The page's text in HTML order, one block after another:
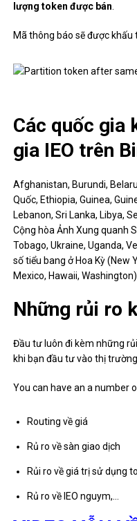
lượng token được bán
Mã thông báo sẽ được khấu
Các quốc gia
gia IEO trên
Afghanistan, Burundi,
Quốc, Ethiopia, Guinea,
Lebanon, Sri Lanka, Libya,
Cộng hòa Ảnh Xung quanh
Tobago, Ukraine, Uganda,
số tiểu bang ở Hoa Kỳ (New
Mexico, Hawaii, Washington).
Những rủi ro
Đầu tư luôn đi kèm những
khi bạn đầu tư vào thị
You can have an a number
Routing về giá
Rủ ro về sàn giao dịch
Rủi ro về giá trị sử dụng
Rủ ro về IEO nguym,…